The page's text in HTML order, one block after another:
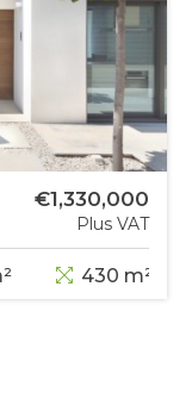
€1,330,000
Plus VAT
430 m²